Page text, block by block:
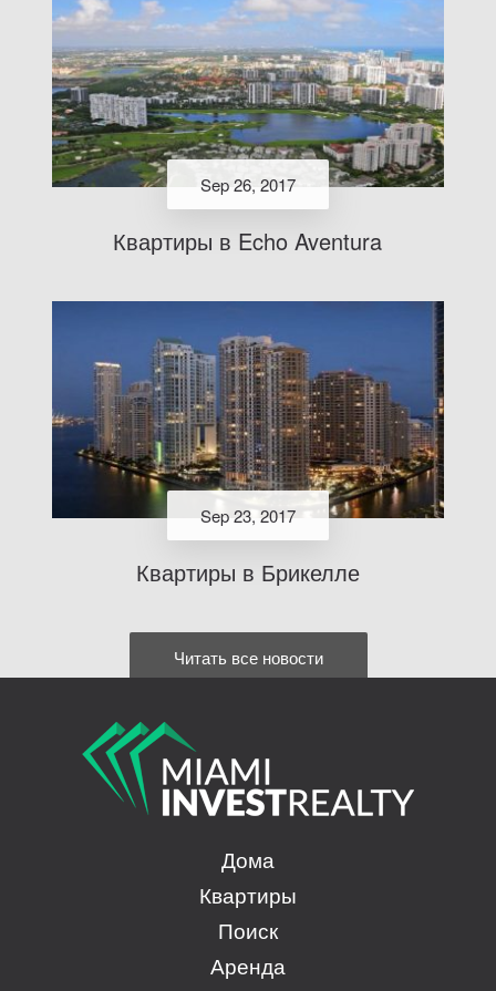
Sep 26, 2017
Квартиры в Echo Aventura
Sep 23, 2017
Квартиры в Брикелле
Читать все новости
Дома
Квартиры
Поиск
Аренда